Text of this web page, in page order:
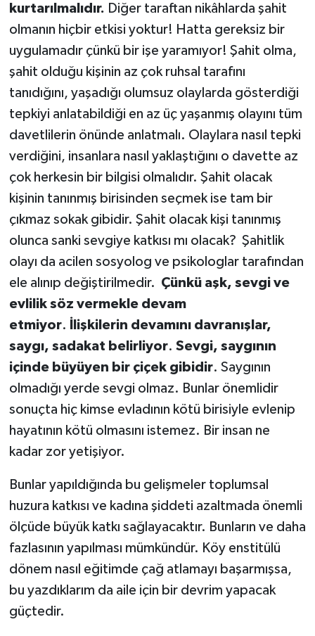
kurtarılmalıdır. Diğer taraftan nikâhlarda şahit
olmanın hiçbir etkisi yoktur! Hatta gereksiz bir
uygulamadır çünkü bir işe yaramıyor! Şahit olma,
şahit olduğu kişinin az çok ruhsal tarafını
tanıdığını, yaşadığı olumsuz olaylarda gösterdiği
tepkiyi anlatabildiği en az üç yaşanmış olayını tüm
davetlilerin önünde anlatmalı. Olaylara nasıl tepki
verdiğini, insanlara nasıl yaklaştığını o davette az
çok herkesin bir bilgisi olmalıdır. Şahit olacak
kişinin tanınmış birisinden seçmek ise tam bir
çıkmaz sokak gibidir. Şahit olacak kişi tanınmış
olunca sanki sevgiye katkısı mı olacak? Şahitlik
olayı da acilen sosyolog ve psikologlar tarafından
ele alınıp değiştirilmedir. Çünkü aşk, sevgi ve
evlilik söz vermekle devam
etmiyor.
İlişkilerin devamını davranışlar,
saygı, sadakat belirliyor. Sevgi, saygının
içinde büyüyen bir çiçek gibidir. Saygının
olmadığı yerde sevgi olmaz. Bunlar önemlidir
sonuçta hiç kimse evladının kötü birisiyle evlenip
hayatının kötü olmasını istemez. Bir insan ne
kadar zor yetişiyor.
Bunlar yapıldığında bu gelişmeler toplumsal
huzura katkısı ve kadına şiddeti azaltmada önemli
ölçüde büyük katkı sağlayacaktır. Bunların ve daha
fazlasının yapılması mümkündür. Köy enstitülü
dönem nasıl eğitimde çağ atlamayı başarmışsa,
bu yazdıklarım da aile için bir devrim yapacak
güçtedir.